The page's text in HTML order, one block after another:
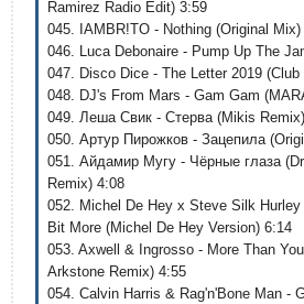
Ramirez Radio Edit) 3:59
045. IAMBR!TO - Nothing (Original Mix)
046. Luca Debonaire - Pump Up The
047. Disco Dice - The Letter 2019
048. DJ's From Mars - Gam Gam
049. Леша Свик - Стерва (Mikis
050. Артур Пирожков - Зацепила
051. Айдамир Мугу - Чёрные глаза
Remix) 4:08
052. Michel De Hey x Steve Silk
Bit More (Michel De Hey Version) 6:14
053. Axwell & Ingrosso - More Than
Arkstone Remix) 4:55
054. Calvin Harris & Rag'n'Bone Man -